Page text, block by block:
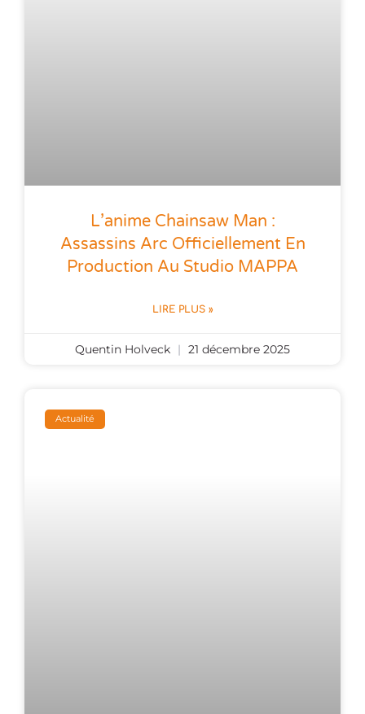
L’anime Chainsaw Man :
Assassins Arc Officiellement En
Production Au Studio MAPPA
LIRE PLUS »
Quentin Holveck 21 décembre 2025
Actualité